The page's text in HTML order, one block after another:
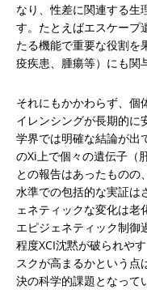
なり、性差に関連する生
す。たとえばエスケープ
たる機能で重要な役割を
疫疾患、腫瘍等）にも関
それにもかかわらず、個
イレンシングが長期的に
学界では明確な結論が出
のXi上で個々の遺伝子（
との報告はあったものの
水準での包括的な実証は
ェネティックな変化は老
エピジェネティック制御
程度XCI沈黙が破られや
スクが高まるかという点
決の科学的課題となって